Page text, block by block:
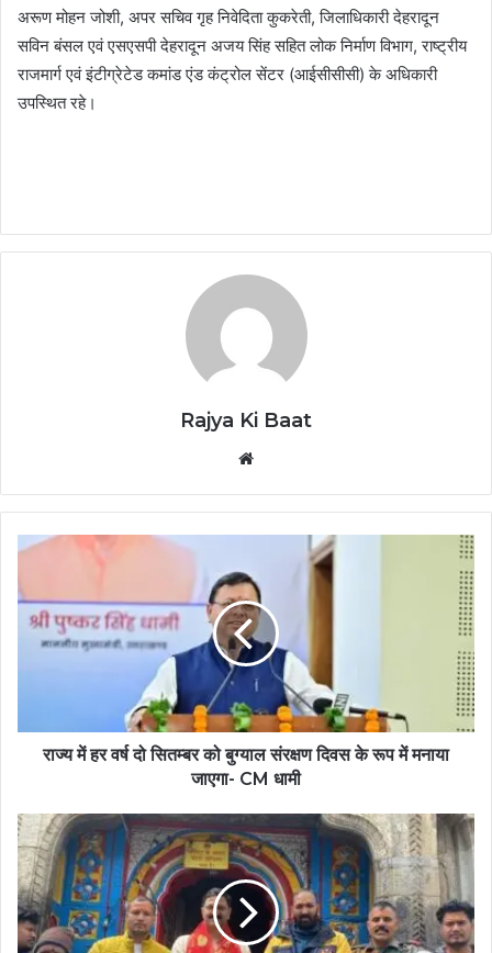
अरूण मोहन जोशी, अपर सचिव गृह निवेदिता कुकरेती, जिलाधिकारी देहरादून
सविन बंसल एवं एसएसपी देहरादून अजय सिंह सहित लोक निर्माण विभाग, राष्ट्रीय
राजमार्ग एवं इंटीग्रेटेड कमांड एंड कंट्रोल सेंटर (आईसीसीसी) के अधिकारी
उपस्थित रहे।
Rajya Ki Baat
राज्य में हर वर्ष दो सितम्बर को बुग्याल संरक्षण दिवस के रूप में मनाया
जाएगा- CM धामी